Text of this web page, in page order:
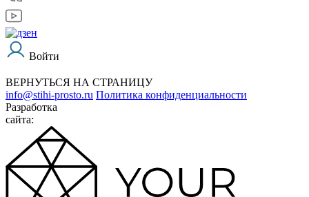
Войти
ВЕРНУТЬСЯ НА СТРАНИЦУ
info@stihi-prosto.ru Политика конфиденциальности
Разработка
сайта: